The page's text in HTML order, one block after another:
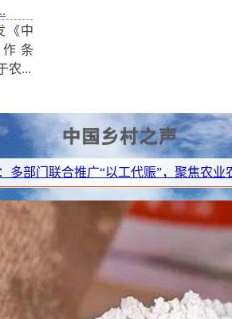
会公报》解读：健全人民文化权益保障
益保障制度，对乡村文化建设提出了哪
呢？
《中
条
农...
广“以工代赈”，聚焦农业农村五大领域